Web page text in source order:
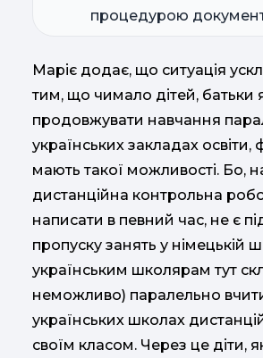
процедурою
Маріє додає, що ситуація
тим, що чимало дітей, батьки
продовжувати навчання
українських закладах освіти,
мають такої можливості. Бо,
дистанційна контрольна
написати в певний час, не є
пропуску занять у німецькій
українським школярам тут
неможливо) паралельно
українських школах
своїм класом. Через це діти,